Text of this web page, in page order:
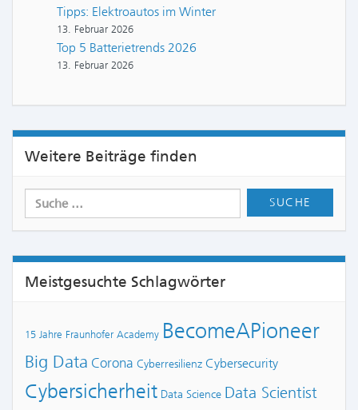
Tipps: Elektroautos im Winter
13. Februar 2026
Top 5 Batterietrends 2026
13. Februar 2026
Weitere Beiträge finden
Meistgesuchte Schlagwörter
15 Jahre Fraunhofer Academy BecomeAPioneer
Big Data Corona Cyberresilienz Cybersecurity
Cybersicherheit Data Science Data Scientist